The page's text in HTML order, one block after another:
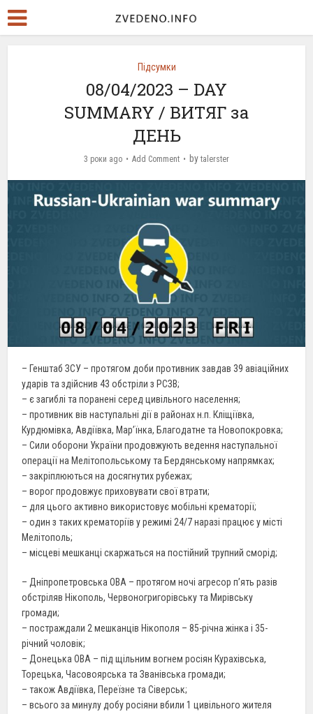
Підсумки
08/04/2023 – DAY
SUMMARY / ВИТЯГ за
ДЕНЬ
3 роки ago Add Comment by talerster
– Генштаб ЗСУ – протягом доби противник завдав 39 авіаційних
ударів та здійснив 43 обстріли з РСЗВ;
– є загиблі та поранені серед цивільного населення;
– противник вів наступальні дії в районах н.п. Кліщіївка,
Курдюмівка, Авдіївка, Мар’їнка, Благодатне та Новопокровка;
– Сили оборони України продовжують ведення наступальної
операції на Мелітопольському та Бердянському напрямках;
– закріплюються на досягнутих рубежах;
– ворог продовжує приховувати свої втрати;
– для цього активно використовує мобільні крематорії;
– один з таких крематоріїв у режимі 24/7 наразі працює у місті
Мелітополь;
– місцеві мешканці скаржаться на постійний трупний сморід;
– Дніпропетровська ОВА – протягом ночі агресор п’ять разів
обстріляв Нікополь, Червоногригорівську та Мирівську
громади;
– постраждали 2 мешканців Нікополя – 85-річна жінка і 35-
річний чоловік;
– Донецька ОВА – під щільним вогнем росіян Курахівська,
Торецька, Часовоярська та Званівська громади;
– також Авдіївка, Переїзне та Сіверськ;
– всього за минулу добу росіяни вбили 1 цивільного жителя